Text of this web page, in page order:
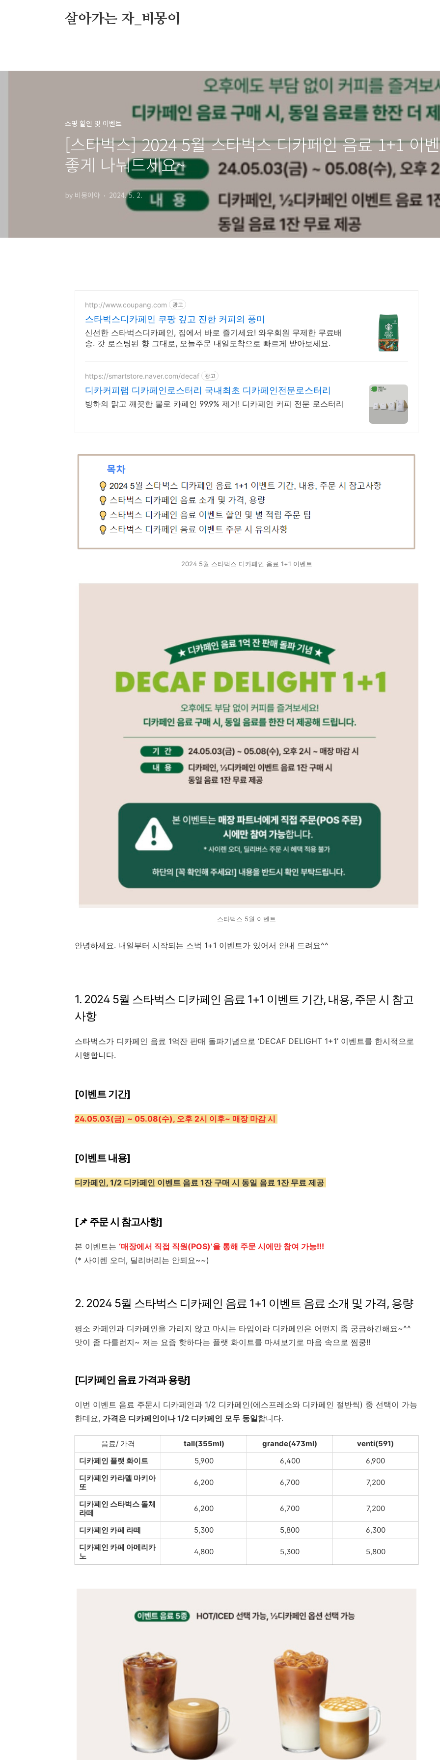
살아가는 자_비몽이
쇼핑 할인 및 이벤트
[스타벅스] 2024 5월 스타벅스 디카페인 음료 1+1 이
좋게 나눠드세요~
by 비몽이야 2024. 5. 2.
http://www.coupang.com 광고
스타벅스디카페인 쿠팡 깊고 진한 커피의 풍미
신선한 스타벅스디카페인, 집에서 바로 즐기세요! 와우회원 무제한 무료배
송. 갓 로스팅된 향 그대로, 오늘주문 내일도착으로 빠르게 받아보세요.
https://smartstore.naver.com/decaf 광고
디카커피랩 디카페인로스터리 국내최초 디카페인전문로스터리
빙하의 맑고 깨끗한 물로 카페인 99.9% 제거! 디카페인 커피 전문 로스터리
2024 5월 스타벅스 디카페인 음료 1+1 이벤트
스타벅스 5월 이벤트
안녕하세요. 내일부터 시작되는 스벅 1+1 이벤트가 있어서 안내 드려요^^
1. 2024 5월 스타벅스 디카페인 음료 1+1 이벤트 기간, 내용, 주문 시 참고
사항
스타벅스가 디카페인 음료 1억잔 판매 돌파기념으로 ‘DECAF DELIGHT 1+1’ 이벤트를 한시적으로
시행합니다.
[이벤트 기간]
24.05.03(금) ~ 05.08(수), 오후 2시 이후~ 매장 마감 시
[이벤트 내용]
디카페인, 1/2 디카페인 이벤트 음료 1잔 구매 시 동일 음료 1잔 무료 제공
[📌 주문 시 참고사항]
본 이벤트는 ‘매장에서 직접 직원(POS)’을 통해 주문 시에만 참여 가능!!!
(* 사이렌 오더, 딜리버리는 안되요~~)
2. 2024 5월 스타벅스 디카페인 음료 1+1 이벤트 음료 소개 및 가격, 용량
평소 카페인과 디카페인을 가리지 않고 마시는 타입이라 디카페인은 어떤지 좀 궁금하긴해요~^^
맛이 좀 다를런지~ 저는 요즘 핫하다는 플랫 화이트를 마셔보기로 마음 속으로 찜쿵!!
[디카페인 음료 가격과 용량]
이번 이벤트 음료 주문시 디카페인과 1/2 디카페인(에스프레소와 디카페인 절반씩) 중 선택이 가능
한데요, 가격은 디카페인이나 1/2 디카페인 모두 동일합니다.
음료/ 가격 tall(355ml) grande(473ml)
venti(591)
디카페인 플랫 화이트
5,900 6,400
6,900
디카페인 카라멜 마키아
또
6,200 6,700 7,200
디카페인 스타벅스 돌체
라떼
6,200 6,700 7,200
디카페인 카페 라떼 5,300 5,800
6,300
디카페인 카페 아메리카
노
4,800 5,300 5,800